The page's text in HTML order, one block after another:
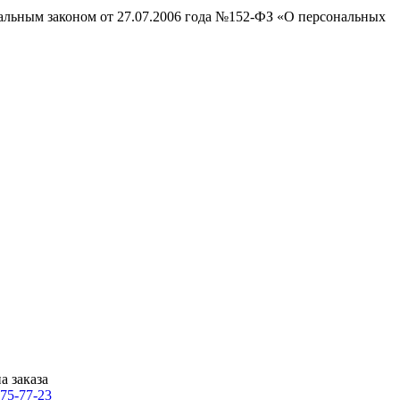
законом от 27.07.2006 года №152-ФЗ «О персональных
заказа
77-23